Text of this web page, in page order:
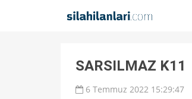
SARSILMAZ K11
6 Temmuz 2022 15:29:47